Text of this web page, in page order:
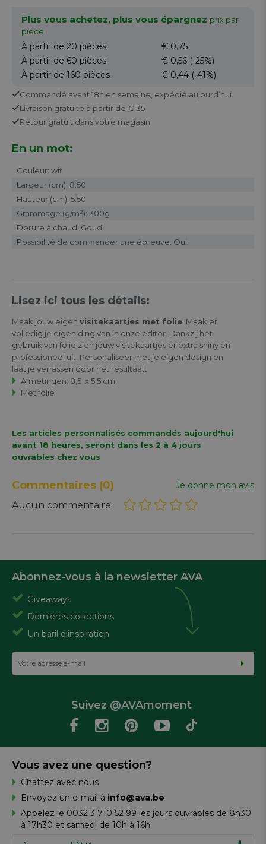
Plus vous achetez, plus vous épargnez prix par
pièce
À partir de 20 pièces
€ 0,75
À partir de 60 pièces € 0,56 (-25%)
À partir de 160 pièces € 0,44 (-41%)
Commandé avant 18h en semaine, expédié aujourd’hui.
Livraison gratuite à partir de € 35
Retour gratuit dans votre magasin
En un mot:
Couleur: wit
Largeur (cm): 8.50
Hauteur (cm): 5.50
Grammage (g/m²): 300g
Dorure à chaud: Goud
Possibilité de commander une épreuve: Oui
Lisez ici tous les détails:
Maak jouw eigen visitekaartjes met folie! Maak er
volledig je eigen ding van in onze editor. Dankzij het
gebruik van folie zien jouw visitekaartjes er extra shiny en
professioneel uit. Personaliseer met je eigen design en
laat je verrassen door het resultaat.
Afmetingen: 8,5 x 5,5 cm
Met folie
Les articles personnalisés commandés aujourd'hui
avant 18 heures, seront dans les 2 à 4 jours
ouvrables chez vous
Commentaires (0) Je donne mon avis
Aucun commentaire
Abonnez-vous à la newsletter AVA
Giveaways
Dernières collections
Un baril d'inspiration
Suivez @AVAmoment
Vous avez une question?
Chattez avec nous
Envoyez un e-mail à info@ava.be
Appelez le 0032 3 710 52 99 les jours ouvrables de 8h30
à 17h30 et samedi de 10h à 16h.